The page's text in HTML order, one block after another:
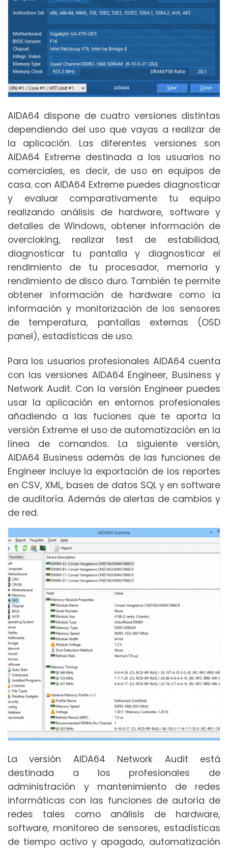
AIDA64 dispone de cuatro versiones distintas
dependiendo del uso que vayas a realizar de
la aplicación. Las diferentes versiones son
AIDA64 Extreme destinada a los usuarios no
comerciales, es decir, de uso en equipos de
casa. con AIDA64 Extreme puedes diagnosticar
y evaluar comparativamente tu equipo
realizando análisis de hardware, software y
detalles de Windows, obtener información de
overcloking, realizar test de estabilidad,
diagnosticar tu pantalla y diagnosticar el
rendimiento de tu procesador, memoria y
rendimiento de disco duro. También te permite
obtener información de hardware como la
información y monitorización de los sensores
de temperatura, pantallas externas (OSD
panel), estadísticas de uso.
Para los usuarios profesionales AIDA64 cuenta
con las versiones AIDA64 Engineer, Business y
Network Audit. Con la versión Engineer puedes
usar la aplicación en entornos profesionales
añadiendo a las fuciones que te aporta la
versión Extreme el uso de automatización en la
línea de comandos. La siguiente versión,
AIDA64 Business además de las funciones de
Engineer incluye la exportación de los reportes
en CSV, XML, bases de datos SQL y en software
de auditoría. Además de alertas de cambios y
de red.
La versión AIDA64 Network Audit está
destinada a los profesionales de
administración y mantenimiento de redes
informáticas con las funciones de autoría de
redes tales como análisis de hardware,
software, monitoreo de sensores, estadísticas
de tiempo activo y apagado, automatización